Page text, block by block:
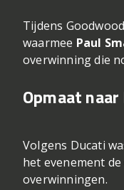
Tijdens
waarmee Paul
overwinning die
Opmaat
Volgens Ducati
het evenement
overwinningen.